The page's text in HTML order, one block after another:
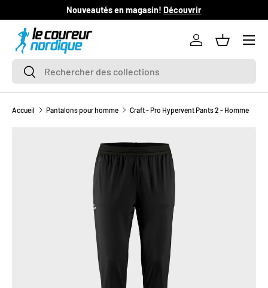
ALLER AU CONTENU
Nouveautés en magasin! Découvrir
Recherche
Rechercher
Se connecter
Panier
Accueil Pantalons pour homme Craft - Pro Hypervent Pants 2 - Homme
PASSER AUX INFORMATIONS PRODUITS